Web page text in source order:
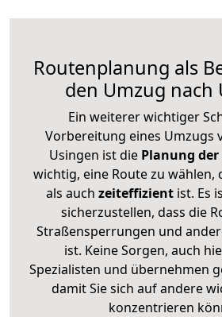
Routenplanung als
den Umzug nach
Ein weiterer wichtiger
Vorbereitung eines Umzugs
Usingen ist die Planung
wichtig, eine Route zu wählen,
als auch zeiteffizientist. Es
sicherzustellen, dass die
Straßensperrungen und
ist. Keine Sorgen, auch
Spezialisten und übernehmen
damit Sie sich auf andere
konzentrieren